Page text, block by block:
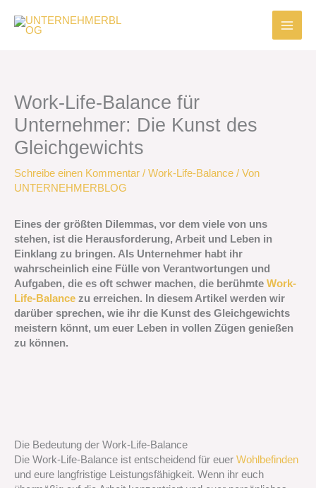
Inhalt
springen
Work-Life-Balance für
Unternehmer: Die Kunst des
Gleichgewichts
Schreibe einen Kommentar / Work-Life-Balance / Von
UNTERNEHMERBLOG
Eines der größten Dilemmas, vor dem viele von uns
stehen, ist die Herausforderung, Arbeit und Leben in
Einklang zu bringen. Als Unternehmer habt ihr
wahrscheinlich eine Fülle von Verantwortungen und
Aufgaben, die es oft schwer machen, die berühmte Work-
Life-Balance zu erreichen. In diesem Artikel werden wir
darüber sprechen, wie ihr die Kunst des Gleichgewichts
meistern könnt, um euer Leben in vollen Zügen genießen
zu können.
Die Bedeutung der Work-Life-Balance
Die Work-Life-Balance ist entscheidend für euer Wohlbefinden
und eure langfristige Leistungsfähigkeit. Wenn ihr euch